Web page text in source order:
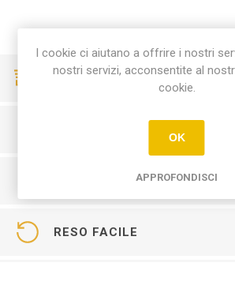
CONSEGNE VELOCI
SERVIZIO CLIENTI
RESO FACILE
I cookie ci aiutano a offrire i nostri
nostri servizi, acconsentite al
cookie.
OK
APPROFONDISCI